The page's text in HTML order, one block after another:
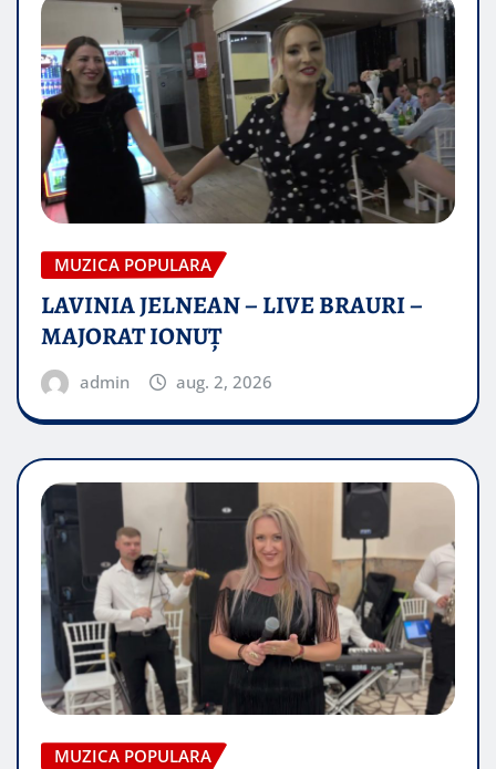
MUZICA POPULARA
LAVINIA JELNEAN – LIVE BRAURI –
MAJORAT IONUŢ
admin aug. 2, 2026
MUZICA POPULARA